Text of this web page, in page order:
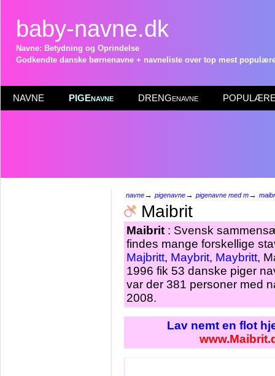
baby-navne.dk
Navne: Betydning og Oprindelse
Godkendte danske børnenavne + navneliste over top mest
NAVNE PIGEnavne DRENGenavne POPULÆRE
navne→ pigenavne→ pigenavne med m→
Maibrit
Maibrit : Svensk
findes mange forskellige
Majbritt, Maybrit, Maybritt,
1996 fik 53 danske piger
var der 381 personer med
2008.
Lav nemt en flot